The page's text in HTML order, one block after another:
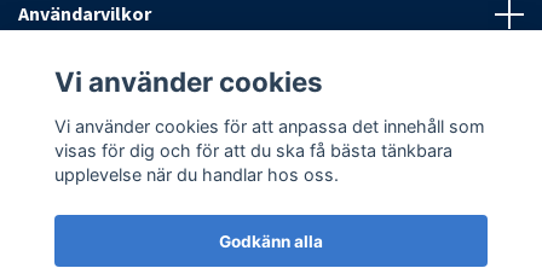
Användarvilkor
Sociala medier
Vi använder cookies
Vi använder cookies för att anpassa det innehåll som
visas för dig och för att du ska få bästa tänkbara
upplevelse när du handlar hos oss.
Godkänn alla